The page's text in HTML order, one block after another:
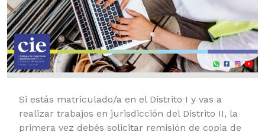
Si estás matriculado/a en el Distrito I y vas a
realizar trabajos en jurisdicción del Distrito II, la
primera vez debés solicitar remisión de copia de